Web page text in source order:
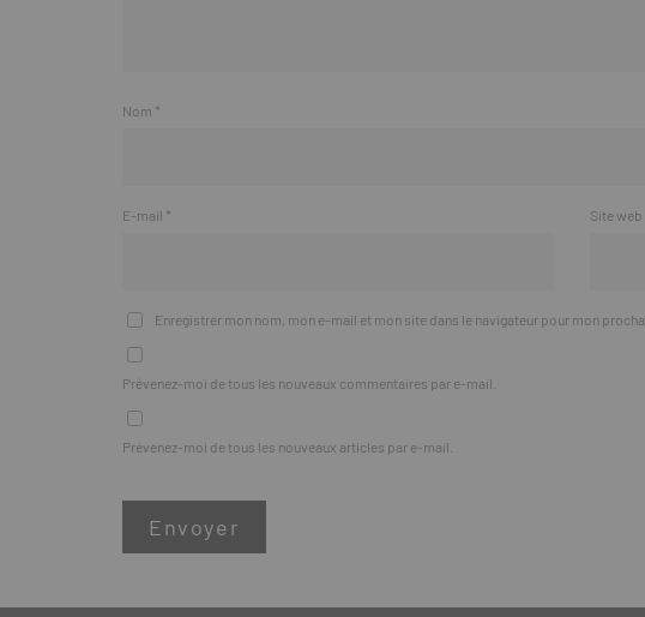
Nom *
E-mail * Site web
Enregistrer mon nom, mon e-mail et mon site dans le navigateur pour mon
Prévenez-moi de tous les nouveaux commentaires par e-mail.
Prévenez-moi de tous les nouveaux articles par e-mail.